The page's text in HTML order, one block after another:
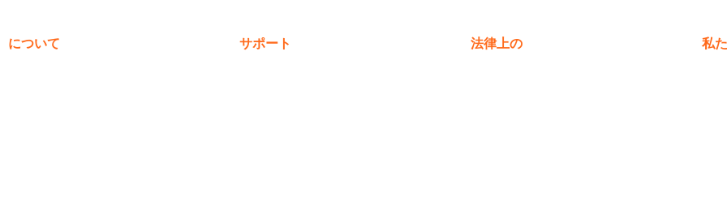
について
サポート
法律上の
私